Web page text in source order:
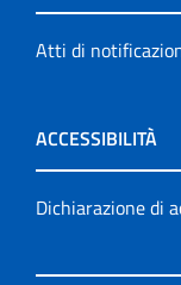
Atti di
ACCESSIBILITÀ
Dichiarazione di